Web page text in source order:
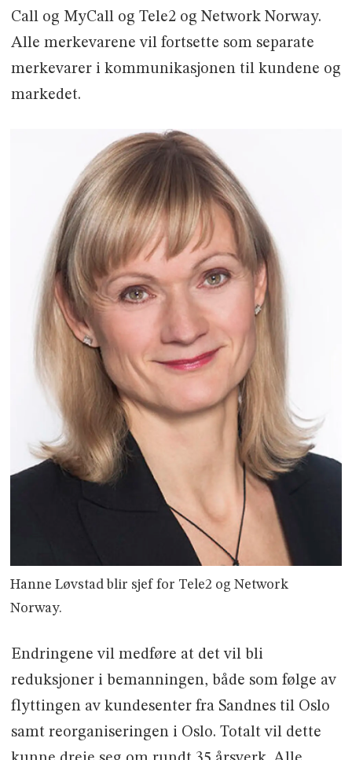
Call og MyCall og Tele2 og Network Norway.
Alle merkevarene vil fortsette som separate
merkevarer i kommunikasjonen til kundene og
markedet.
Hanne Løvstad blir sjef for Tele2 og Network
Norway.
Endringene vil medføre at det vil bli
reduksjoner i bemanningen, både som følge av
flyttingen av kundesenter fra Sandnes til Oslo
samt reorganiseringen i Oslo. Totalt vil dette